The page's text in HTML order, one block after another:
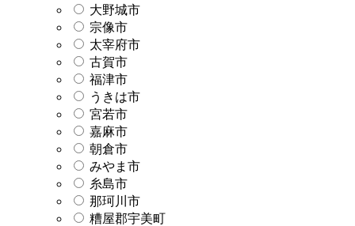
大野城市
宗像市
太宰府市
古賀市
福津市
うきは市
宮若市
嘉麻市
朝倉市
みやま市
糸島市
那珂川市
糟屋郡宇美町